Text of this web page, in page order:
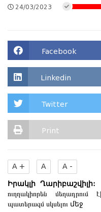
24/03/2023
Facebook
Linkedin
Twitter
Print
A + A A -
Իրակլի Ղարիբաշվիլի:
ուղղակիորեն մեղադրում
պատերազմ սկսելու մեջ